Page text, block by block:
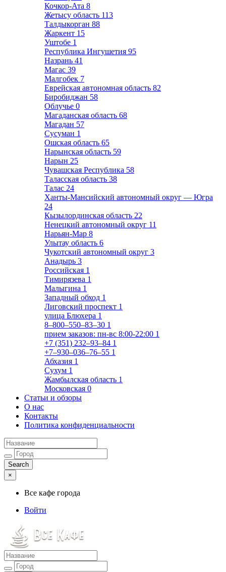
Кочкор-Ата 8
Жетысу область 113
Талдыкорган 88
Жаркент 15
Уштобе 1
Республика Ингушетия 95
Назрань 41
Магас 39
Малгобек 7
Еврейская автономная область 82
Биробиджан 58
Облучье 0
Магаданская область 68
Магадан 57
Сусуман 1
Ошская область 65
Нарынская область 59
Нарын 25
Чувашская Республика 58
Таласская область 38
Талас 24
Ханты-Мансийский автономный округ — Югра
24
Кызылординская область 22
Ненецкий автономный округ 11
Нарьян-Мар 8
Улытау область 6
Чукотский автономный округ 3
Анадырь 3
Российская 1
Тимирязева 1
Малыгина 1
Западный обход 1
Лиговский проспект 1
улица Блюхера 1
8‒800‒550‒83‒30 1
прием заказов: пн-вс 8:00-22:00 1
+7 (351) 232‒93‒84 1
+7‒930‒036‒76‒55 1
Абхазия 1
Сухум 1
Жамбылская область 1
Московская 0
Статьи и обзоры
О нас
Контакты
Политика конфиденциальности
×
Все кафе города
Войти
Все кафе города
Каталог хороших кафе